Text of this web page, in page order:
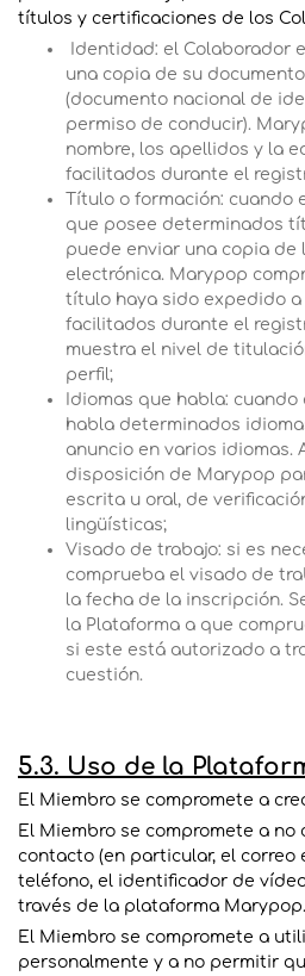
títulos y certificaciones de los
Identidad: el Colaborador
una copia de su
(documento nacional de
permiso de conducir).
nombre, los apellidos y la
facilitados durante el
Título o formación: cuando
que posee determinados
puede enviar una copia de
electrónica. Marypop
título haya sido expedido
facilitados durante el
muestra el nivel de
perfil;
Idiomas que habla:
habla determinados
anuncio en varios idiomas.
disposición de Marypop
escrita u oral, de
lingüísticas;
Visado de trabajo: si es
comprueba el visado de
la fecha de la inscripción.
la Plataforma a que
si este está autorizado a
cuestión.
5.3. Uso de la
El Miembro se compromete a
El Miembro se compromete a no
contacto (en particular, el correo
teléfono, el identificador de
través de la plataforma Marypop.
El Miembro se compromete a
personalmente y a no permitir